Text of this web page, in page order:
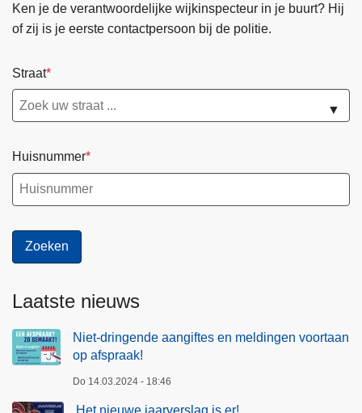
Ken je de verantwoordelijke wijkinspecteur in je buurt? Hij
of zij is je eerste contactpersoon bij de politie.
Straat
▼
Huisnummer
Laatste nieuws
Niet-dringende aangiftes en meldingen voortaan
op afspraak!
Do 14.03.2024 - 18:46
Het nieuwe jaarverslag is er!